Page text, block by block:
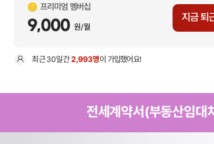
프리미엄 멤버십
9,000 원/월
지금 퇴
최근30일간2,993명이 가입했어요!
전세계약서(부동산임대